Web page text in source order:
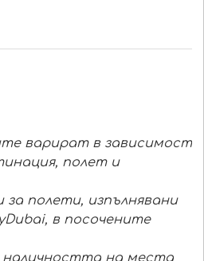
варират в зависимост
полет и
полети, изпълнявани
в посочените
на места